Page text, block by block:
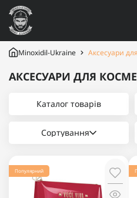
Minoxidil-Ukraine Аксесуари
АКСЕСУАРИ ДЛЯ
Каталог товарів
Сортування
Популярний